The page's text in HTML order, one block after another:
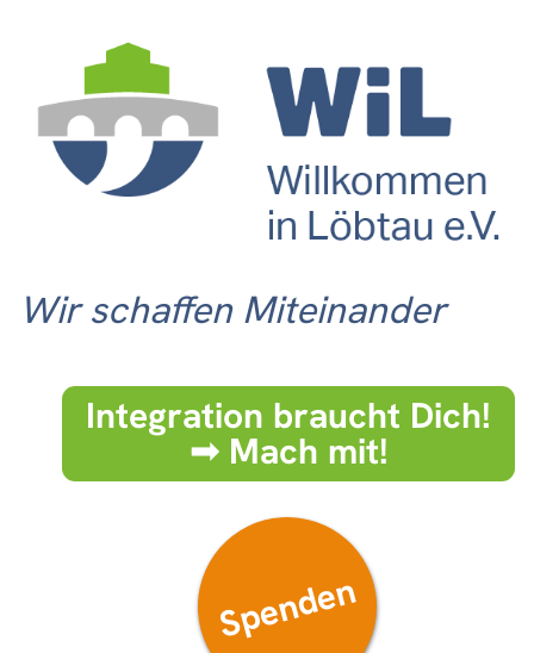
Wir schaffen Miteinander
Integration braucht Dich!
➟ Mach mit!
Spenden